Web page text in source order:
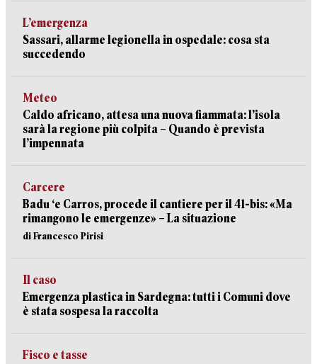
L’emergenza
Sassari, allarme legionella in ospedale: cosa sta
succedendo
Meteo
Caldo africano, attesa una nuova fiammata: l’isola
sarà la regione più colpita – Quando è prevista
l’impennata
Carcere
Badu ‘e Carros, procede il cantiere per il 41-bis: «Ma
rimangono le emergenze» – La situazione
di Francesco Pirisi
Il caso
Emergenza plastica in Sardegna: tutti i Comuni dove
è stata sospesa la raccolta
Fisco e tasse